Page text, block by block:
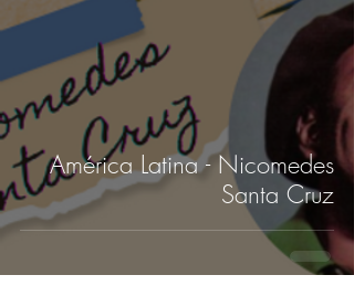
América Latina - Nicomedes
Santa Cruz